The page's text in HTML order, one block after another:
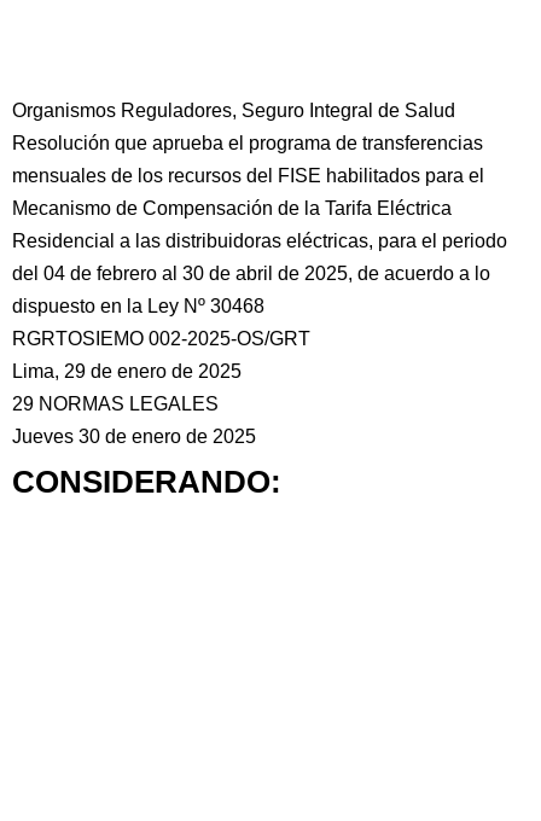
Organismos Reguladores, Seguro Integral de Salud
Resolución que aprueba el programa de transferencias
mensuales de los recursos del FISE habilitados para el
Mecanismo de Compensación de la Tarifa Eléctrica
Residencial a las distribuidoras eléctricas, para el periodo
del 04 de febrero al 30 de abril de 2025, de acuerdo a lo
dispuesto en la Ley Nº 30468
RGRTOSIEMO 002-2025-OS/GRT
Lima, 29 de enero de 2025
29 NORMAS LEGALES
Jueves 30 de enero de 2025
CONSIDERANDO: